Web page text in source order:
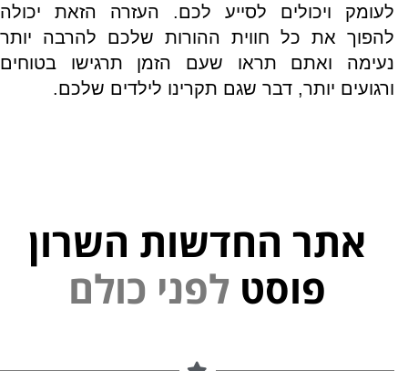
לעומק ויכולים לסייע לכם. העזרה הזאת יכולה
להפוך את כל חווית ההורות שלכם להרבה יותר
נעימה ואתם תראו שעם הזמן תרגישו בטוחים
ורגועים יותר, דבר שגם תקרינו לילדים שלכם.
אתר החדשות השרון
פוסט
ם